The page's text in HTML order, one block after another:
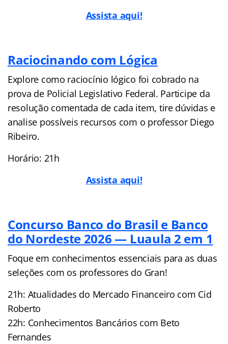
Assista aqui!
Raciocinando com Lógica
Explore como raciocínio lógico foi cobrado na
prova de Policial Legislativo Federal. Participe da
resolução comentada de cada item, tire dúvidas e
analise possíveis recursos com o professor Diego
Ribeiro.
Horário: 21h
Assista aqui!
Concurso Banco do Brasil e Banco
do Nordeste 2026 — Luaula 2 em 1
Foque em conhecimentos essenciais para as duas
seleções com os professores do Gran!
21h: Atualidades do Mercado Financeiro com Cid
Roberto
22h: Conhecimentos Bancários com Beto
Fernandes